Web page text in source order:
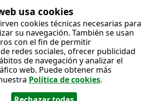
usa cookies
cookies técnicas necesarias para
su navegación. También se usan
con el fin de permitir
redes sociales, ofrecer publicidad
de navegación y analizar el
web. Puede obtener más
Política de cookies.